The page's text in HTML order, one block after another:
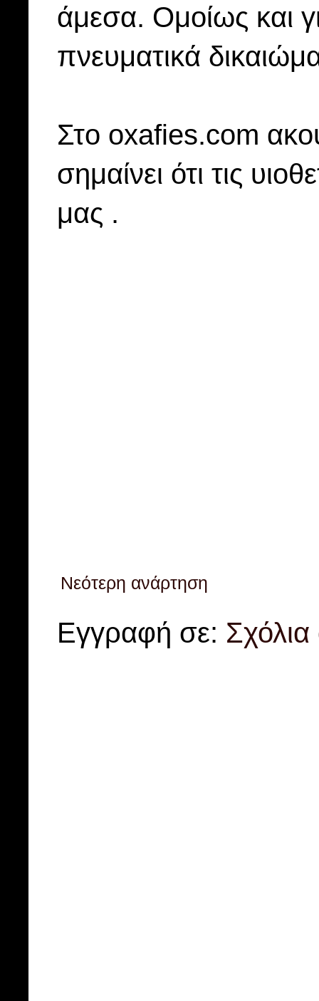
άμεσα. Ομοίως και
πνευματικά
Στo oxafies.com
σημαίνει ότι τις
μας .
Νεότερη ανάρτηση
Εγγραφή σε: